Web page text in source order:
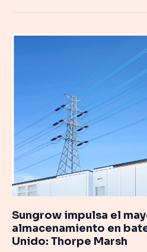
Sungrow impulsa el
almacenamiento en
Unido: Thorpe Marsh
almacenamiento
en
baterías
del
Reino
Unido:
Marsh